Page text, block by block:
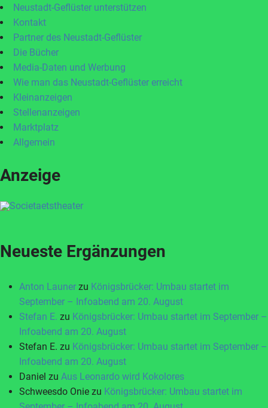
Neustadt-Geflüster unterstützen
Kontakt
Partner des Neustadt-Geflüster
Die Bücher
Media-Daten und Werbung
Wie man das Neustadt-Geflüster erreicht
Kleinanzeigen
Stellenanzeigen
Marktplatz
Allgemein
Anzeige
Neueste Ergänzungen
Anton Launer zu Königsbrücker: Umbau startet im
September – Infoabend am 20. August
Stefan E. zu Königsbrücker: Umbau startet im September –
Infoabend am 20. August
Stefan E. zu Königsbrücker: Umbau startet im September –
Infoabend am 20. August
Daniel zu Aus Leonardo wird Kokolores
Schweesdo Onie zu Königsbrücker: Umbau startet im